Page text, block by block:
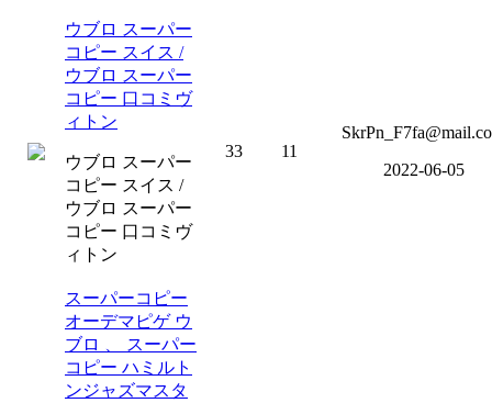
ウブロ スーパー
コピー スイス /
ウブロ スーパー
コピー 口コミヴ
ィトン
ウブロ スーパー
コピー スイス /
ウブロ スーパー
コピー 口コミヴ
ィトン
33 11
2022-06-05
スーパーコピー
オーデマピゲ ウ
ブロ 、 スーパー
コピー ハミルト
ンジャズマスタ